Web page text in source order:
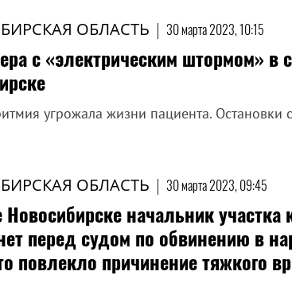
ОБЛАСТЬ | 30 марта 2023, 10:15
с «электрическим штормом» в
угрожала жизни пациента. Остановки
ОБЛАСТЬ | 30 марта 2023, 09:45
Новосибирске начальник участка
перед судом по обвинению в
повлекло причинение тяжкого